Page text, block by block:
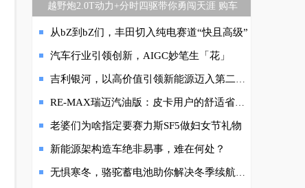
越野炮2.0T动力+分时四驱带你勇闯天涯 购车
从bZ到bZ们，丰田切入纯电赛道“快且高级”
汽车行业引领创新，AIGC妙笔生「花」
吉利银河，以高价值引领新能源迈入第二阶段
RE-MAX瑞迈汽油版：皮卡用户的舒适省心之选
老婆们为啥指定要赛力斯SF5做妇女节礼物
新能源架构造车绝非易事，难在何处？
无惧寒冬，骆驼蓄电池助你解决冬季续航焦虑!